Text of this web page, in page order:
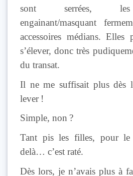
sont serrées, les
engainant/masquant
accessoires médians. Elles
s’élever, donc très
du transat.
Il ne me suffisait plus dès
lever !
Simple, non ?
Tant pis les filles, pour le
delà… c’est raté.
Dès lors, je n’avais plus à